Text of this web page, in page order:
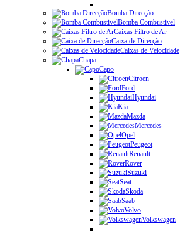
Bomba Direcção
Bomba Combustivel
Caixas Filtro de Ar
Caixa de Direcção
Caixas de Velocidade
Chapa
Capo
Citroen
Ford
Hyundai
Kia
Mazda
Mercedes
Opel
Peugeot
Renault
Rover
Suzuki
Seat
Skoda
Saab
Volvo
Volkswagen